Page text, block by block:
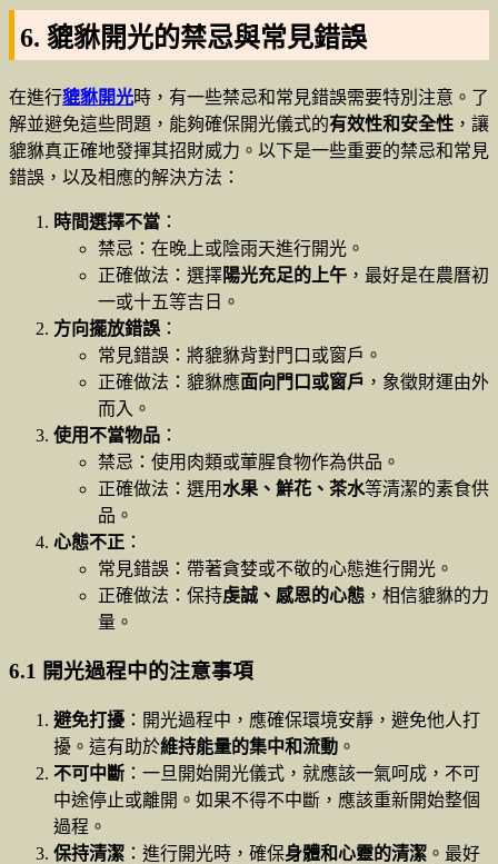
6. 貔貅開光的禁忌與常見錯誤
在進行貔貅開光時，有一些禁忌和常見錯誤需要特別注意。了
解並避免這些問題，能夠確保開光儀式的有效性和安全性 ，讓
貔貅真正確地發揮其招財威力。以下是一些重要的禁忌和常見
錯誤，以及相應的解決方法：
時間選擇不當 ：
禁忌：在晚上或陰雨天進行開光。
正確做法：選擇陽光充足的上午 ，最好是在農曆初
一或十五等吉日。
方向擺放錯誤 ：
常見錯誤：將貔貅背對門口或窗戶。
正確做法：貔貅應面向門口或窗戶 ，象徵財運由外
而入。
使用不當物品 ：
禁忌：使用肉類或葷腥食物作為供品。
正確做法：選用水果、鮮花、茶水等清潔的素食供
品。
心態不正 ：
常見錯誤：帶著貪婪或不敬的心態進行開光。
正確做法：保持虔誠、感恩的心態 ，相信貔貅的力
量。
6.1 開光過程中的注意事項
避免打擾 ：開光過程中，應確保環境安靜，避免他人打
擾。這有助於維持能量的集中和流動 。
不可中斷 ：一旦開始開光儀式，就應該一氣呵成，不可
中途停止或離開。如果不得不中斷，應該重新開始整個
過程。
保持清潔 ：進行開光時，確保身體和心靈的清潔 。最好